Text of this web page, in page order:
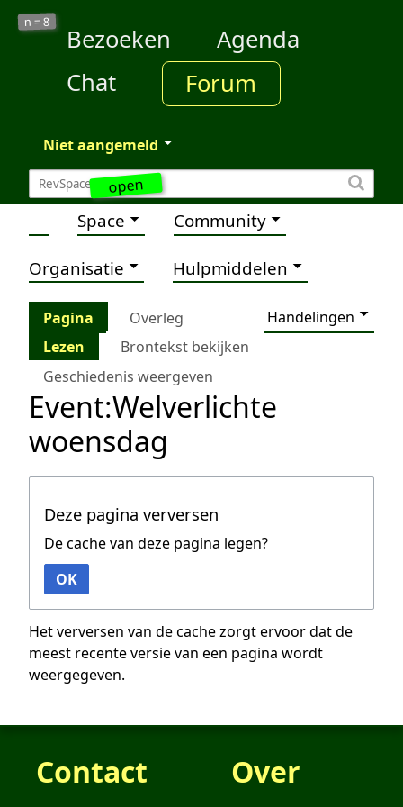
open
n =8
Bezoeken
Agenda
Chat
Forum
Niet aangemeld
Space Community
Organisatie Hulpmiddelen
Pagina Overleg
Handelingen
Lezen
Brontekst bekijken
Geschiedenis weergeven
Event:Welverlichte
woensdag
Deze pagina verversen
De cache van deze pagina legen?
OK
Het verversen van de cache zorgt ervoor dat de
meest recente versie van een pagina wordt
weergegeven.
Contact Over